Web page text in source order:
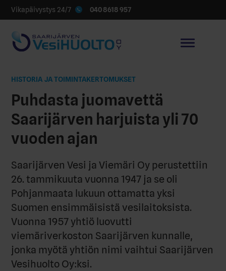
Vikapäivystys 24/7 040 8618 957
HISTORIA JA TOIMINTAKERTOMUKSET
Puhdasta juomavettä
Saarijärven harjuista yli 70
vuoden ajan
Saarijärven Vesi ja Viemäri Oy perustettiin
26. tammikuuta vuonna 1947 ja se oli
Pohjanmaata lukuun ottamatta yksi
Suomen ensimmäisistä vesilaitoksista.
Vuonna 1957 yhtiö luovutti
viemäriverkoston Saarijärven kunnalle,
jonka myötä yhtiön nimi vaihtui Saarijärven
Vesihuolto Oy:ksi.